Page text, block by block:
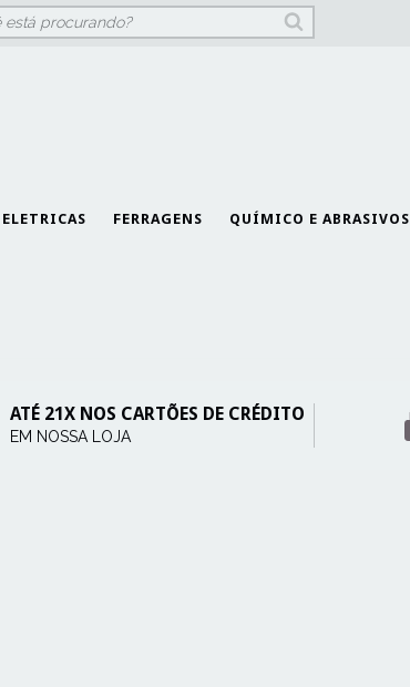
FERRAGENS QUÍMICO E ABRASIVOS
ATÉ 21X NOS CARTÕES DE CRÉDITO
EM NOSSA LOJA